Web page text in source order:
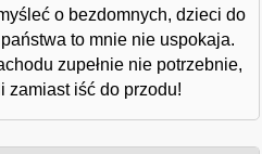
o bezdomnych, dzieci do
to mnie nie uspokaja.
zupełnie nie potrzebnie,
zamiast iść do przodu!